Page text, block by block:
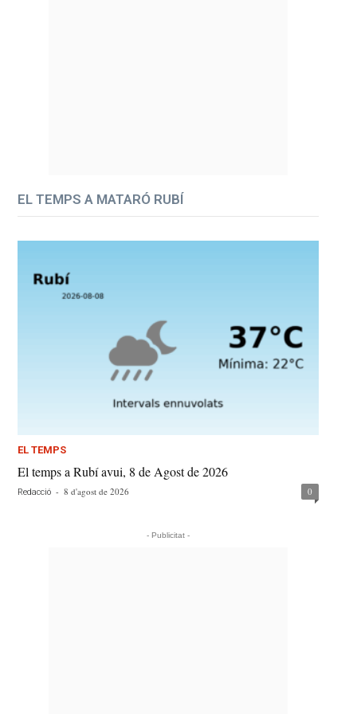
EL TEMPS A MATARÓ RUBÍ
EL TEMPS
El temps a Rubí avui, 8 de Agost de 2026
Redacció - 8 d'agost de 2026 0
- Publicitat -